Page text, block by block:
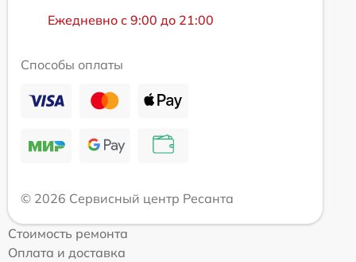
Ежедневно с 9:00 до 21:00
Способы оплаты
© 2026 Сервисный центр Ресанта
Стоимость ремонта
Оплата и доставка